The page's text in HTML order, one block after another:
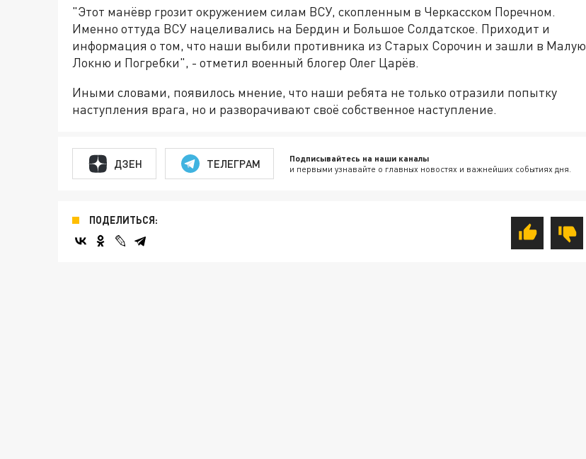
"Этот манёвр грозит окружением силам ВСУ, скопленным в Черкасском Поречном.
Именно оттуда ВСУ нацеливались на Бердин и Большое Солдатское. Приходит и
информация о том, что наши выбили противника из Старых Сорочин и зашли в Малую
Локню и Погребки", - отметил военный блогер Олег Царёв.
Иными словами, появилось мнение, что наши ребята не только отразили попытку
наступления врага, но и разворачивают своё собственное наступление.
ДЗЕН ТЕЛЕГРАМ Подписывайтесь на наши каналы
и первыми узнавайте о главных новостях и важнейших событиях дня.
ПОДЕЛИТЬСЯ: